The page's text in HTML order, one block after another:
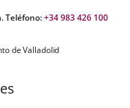
Teléfono:+34 983 426 100
de Valladolid